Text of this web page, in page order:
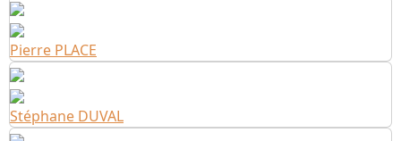
Pierre PLACE
Stéphane DUVAL